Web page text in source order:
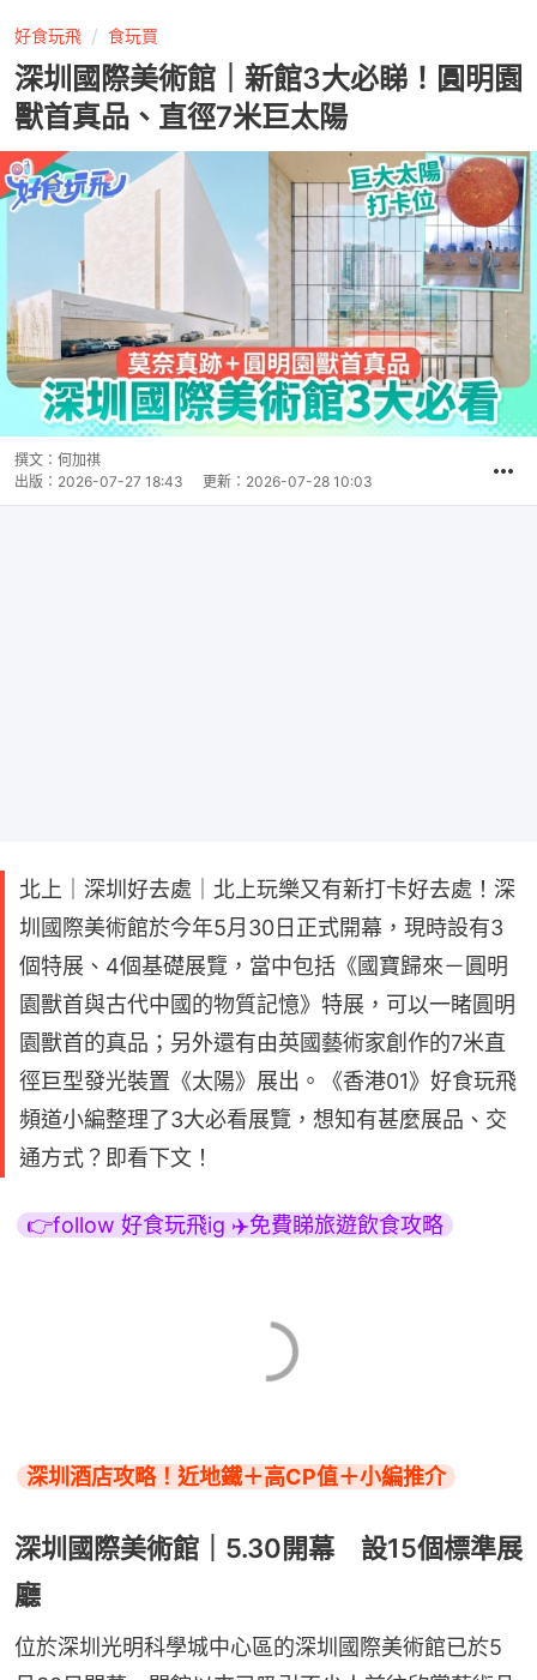
好食玩飛 食玩買
深圳國際美術館｜新館3大必睇！圓明園
獸首真品、直徑7米巨太陽
撰文： 何加祺
出版： 2026-07-27 18:43 更新： 2026-07-28 10:03
北上｜深圳好去處｜北上玩樂又有新打卡好去處！深
圳國際美術館於今年5月30日正式開幕，現時設有3
個特展、4個基礎展覽，當中包括《國寶歸來－圓明
園獸首與古代中國的物質記憶》特展，可以一睹圓明
園獸首的真品；另外還有由英國藝術家創作的7米直
徑巨型發光裝置《太陽》展出。《香港01》好食玩飛
頻道小編整理了3大必看展覽，想知有甚麼展品、交
通方式？即看下文！
👉follow 好食玩飛ig ✈️免費睇旅遊飲食攻略
深圳酒店攻略！近地鐵＋高CP值＋小編推介
深圳國際美術館｜5.30開幕 設15個標準展
廳
位於深圳光明科學城中心區的深圳國際美術館已於5